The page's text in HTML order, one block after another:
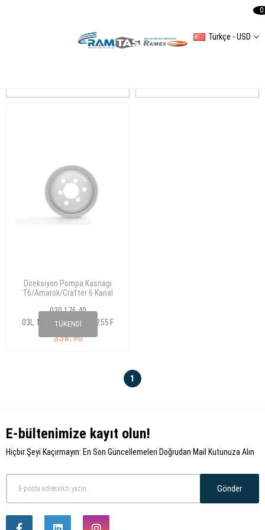
Türkçe - USD
0
TÜKENDI
Direksiyon Pompa Kasnagı
T6/Amarok/Crafter 6 Kanal
030 176 40
$58.90
03L 145 255/06H 145 255 F
1
E-bültenimize kayıt olun!
Hiçbir Şeyi Kaçırmayın: En Son Güncellemeleri Doğrudan Mail Kutunuza Alın
Gönder